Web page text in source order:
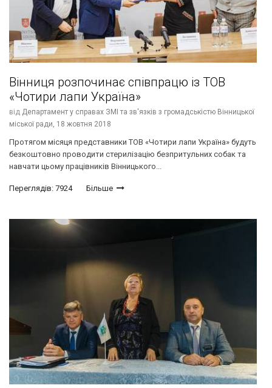
Вінниця розпочинає співпрацю із ТОВ
«Чотири лапи Україна»
від Департамент у справах ЗМІ та зв'язків з громадськістю Вінницької
міської ради, 18 жовтня 2018
Протягом місяця представники ТОВ «Чотири лапи Україна» будуть
безкоштовно проводити стерилізацію безпритульних собак та
навчати цьому працівників Вінницького...
Переглядів: 7924 Більше